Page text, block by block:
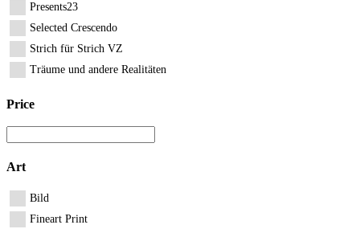
Presents23
Selected Crescendo
Strich für Strich VZ
Träume und andere Realitäten
Price
Art
Bild
Fineart Print